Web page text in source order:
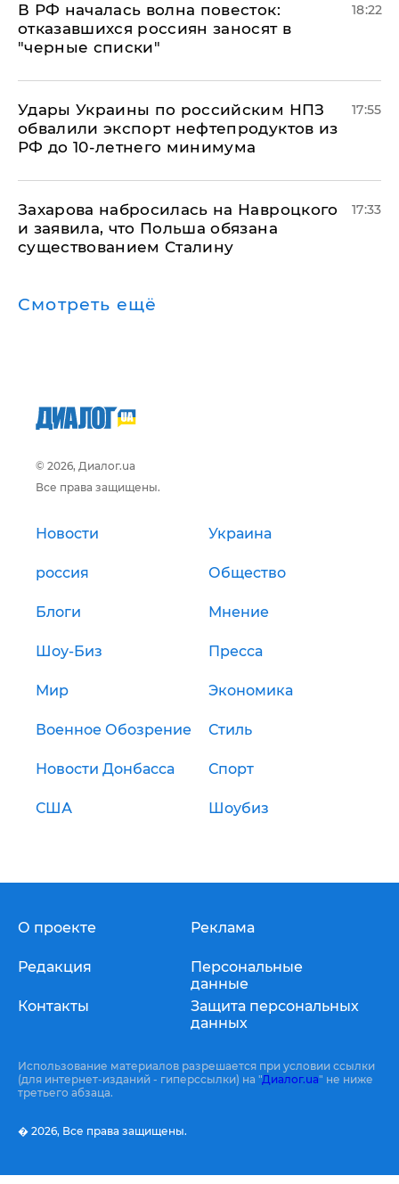
​В РФ началась волна повесток:
отказавшихся россиян заносят в
"черные списки"
18:22
Удары Украины по российским НПЗ
обвалили экспорт нефтепродуктов из
РФ до 10-летнего минимума
17:55
​Захарова набросилась на Навроцкого
и заявила, что Польша обязана
существованием Сталину
17:33
Смотреть ещё
© 2026, Диалог.ua
Все права защищены.
Новости Украина
россия Общество
Блоги Мнение
Шоу-Биз Пресса
Мир Экономика
Военное Обозрение Стиль
Новости Донбасса Спорт
США Шоубиз
О проекте
Редакция
Контакты
Реклама
Персональные
данные
Защита персональных
данных
Использование материалов разрешается при условии ссылки
(для интернет-изданий - гиперссылки) на "Диалог.ua" не ниже
третьего абзаца.
� 2026, Все права защищены.